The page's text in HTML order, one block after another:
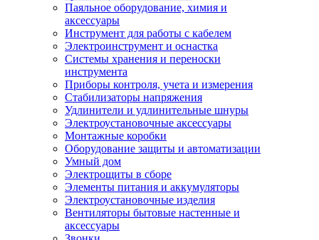
Паяльное оборудование, химия и
аксессуары
Инструмент для работы с кабелем
Электроинструмент и оснастка
Системы хранения и переноски
инструмента
Приборы контроля, учета и измерения
Стабилизаторы напряжения
Удлинители и удлинительные шнуры
Электроустановочные аксессуары
Монтажные коробки
Оборудование защиты и автоматизации
Умный дом
Электрощиты в сборе
Элементы питания и аккумуляторы
Электроустановочные изделия
Вентиляторы бытовые настенные и
аксессуары